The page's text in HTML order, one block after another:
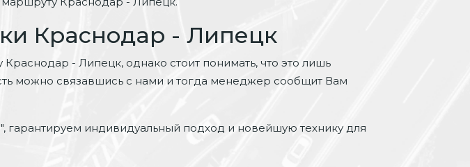
Краснодар - Липецк
- Липецк, однако стоит понимать, что это лишь
можно связавшись с нами и тогда менеджер сообщит Вам
индивидуальный подход и новейшую технику для